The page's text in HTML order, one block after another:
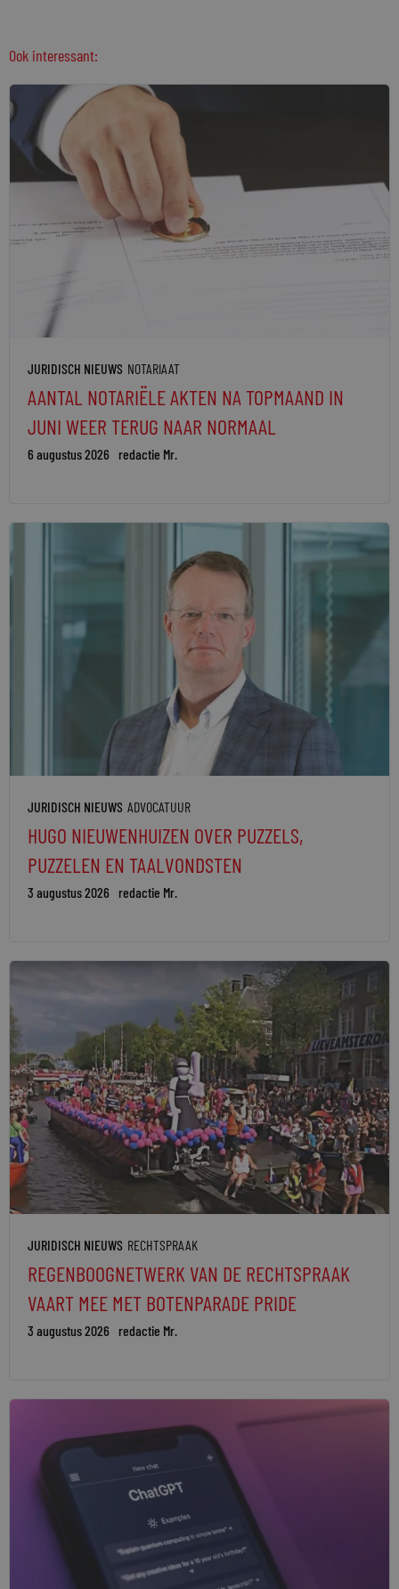
Ook interessant:
JURIDISCH NIEUWS NOTARIAAT
AANTAL NOTARIËLE AKTEN NA TOPMAAND IN
JUNI WEER TERUG NAAR NORMAAL
6 augustus 2026 redactie Mr.
JURIDISCH NIEUWS ADVOCATUUR
HUGO NIEUWENHUIZEN OVER PUZZELS,
PUZZELEN EN TAALVONDSTEN
3 augustus 2026 redactie Mr.
JURIDISCH NIEUWS RECHTSPRAAK
REGENBOOGNETWERK VAN DE RECHTSPRAAK
VAART MEE MET BOTENPARADE PRIDE
3 augustus 2026 redactie Mr.